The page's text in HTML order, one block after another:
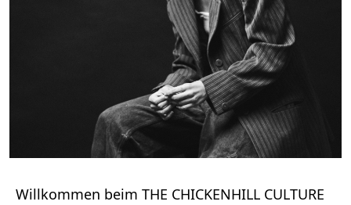
Willkommen beim THE CHICKENHILL CULTURE